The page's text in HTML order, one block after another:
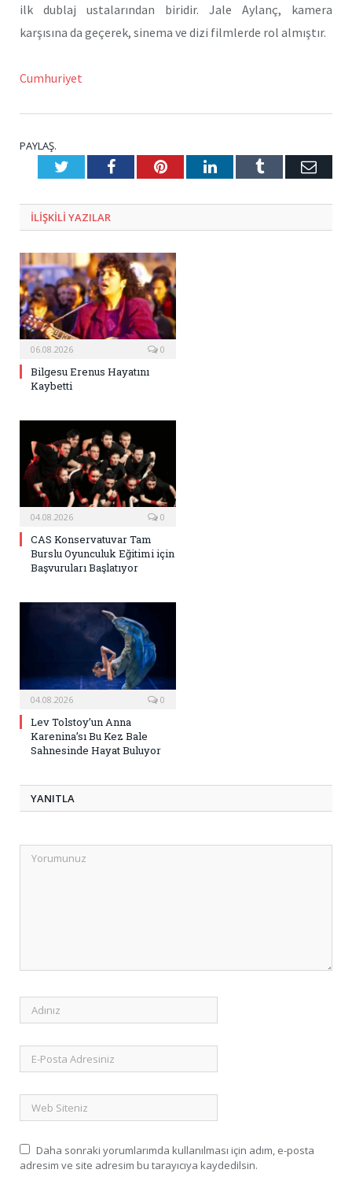
ilk dublaj ustalarından biridir. Jale Aylanç, kamera
karşısına da geçerek, sinema ve dizi filmlerde rol almıştır.
Cumhuriyet
PAYLAŞ.
TwitterFacebookPinterestLinkedInTumblr E-
ILIŞKILI YAZILAR
06.08.2026 0
Bilgesu Erenus Hayatını
Kaybetti
04.08.2026 0
CAS Konservatuvar Tam
Burslu Oyunculuk Eğitimi için
Başvuruları Başlatıyor
04.08.2026 0
Lev Tolstoy’un Anna
Karenina’sı Bu Kez Bale
Sahnesinde Hayat Buluyor
YANITLA
Daha sonraki yorumlarımda kullanılması için adım, e-posta
adresim ve site adresim bu tarayıcıya kaydedilsin.